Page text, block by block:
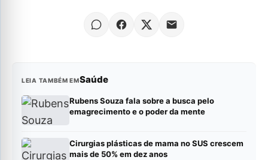
LEIA TAMBÉM EMSaúde
Rubens Souza fala sobre a busca pelo
emagrecimento e o poder da mente
Cirurgias plásticas de mama no SUS crescem
mais de 50% em dez anos